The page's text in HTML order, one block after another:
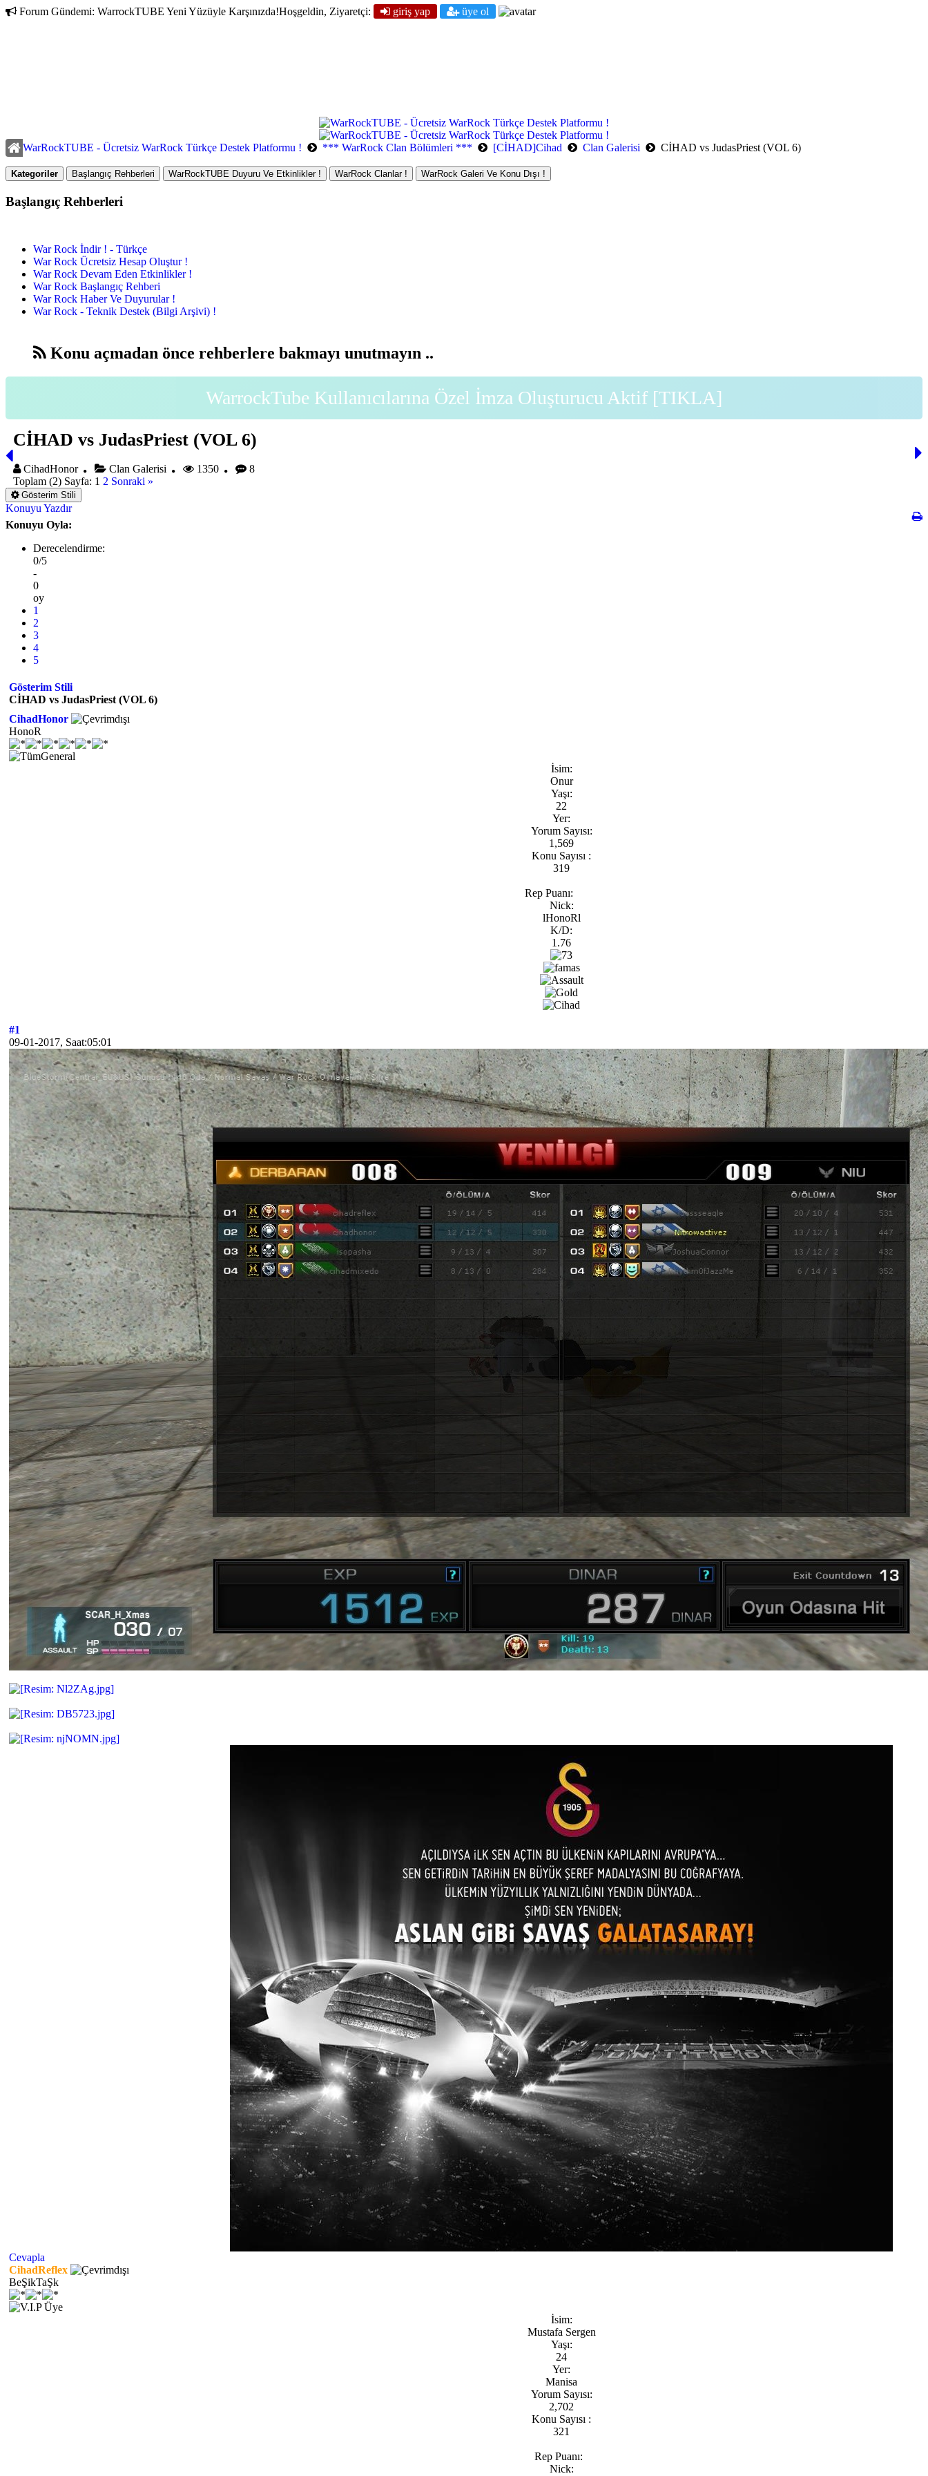
Forum Gündemi: WarrockTUBE Yeni Yüzüyle Karşınızda!Hoşgeldin, Ziyaretçi: giriş yap üye ol
WarRockTUBE - Ücretsiz WarRock Türkçe Destek Platformu ! *** WarRock Clan Bölümleri *** [CİHAD]Cihad Clan Galerisi CİHAD vs JudasPriest (VOL 6)
Kategoriler Başlangıç Rehberleri WarRockTUBE Duyuru Ve Etkinlikler ! WarRock Clanlar ! WarRock Galeri Ve Konu Dışı !
Başlangıç Rehberleri
War Rock İndir ! - Türkçe
War Rock Ücretsiz Hesap Oluştur !
War Rock Devam Eden Etkinlikler !
War Rock Başlangıç Rehberi
War Rock Haber Ve Duyurular !
War Rock - Teknik Destek (Bilgi Arşivi) !
Konu açmadan önce rehberlere bakmayı unutmayın ..
WarrockTube Kullanıcılarına Özel İmza Oluşturucu Aktif [TIKLA]
CİHAD vs JudasPriest (VOL 6)
CihadHonor Clan Galerisi 1350
8
Toplam (2) Sayfa: 1 2 Sonraki »
Gösterim Stili
Konuyu Yazdır
Konuyu Oyla:
Derecelendirme:
0/5
-
0
oy
1
2
3
4
5
Gösterim Stili
CİHAD vs JudasPriest (VOL 6)
CihadHonor
HonoR
İsim:
Onur
Yaşı:
22
Yer:
Yorum Sayısı:
1,569
Konu Sayısı :
319
Rep Puanı:
Nick:
lHonoRl
K/D:
1.76
#1
09-01-2017, Saat:05:01
Cevapla
CihadReflex
BeŞikTaŞk
İsim:
Mustafa Sergen
Yaşı:
24
Yer:
Manisa
Yorum Sayısı:
2,702
Konu Sayısı :
321
Rep Puanı:
Nick: